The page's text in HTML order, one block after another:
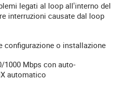
legati al loop all'interno del
interruzioni causate dal loop
configurazione o installazione
1000 Mbps con auto-
automatico